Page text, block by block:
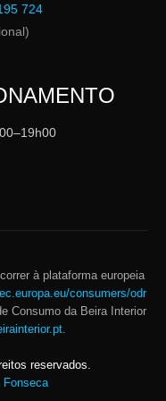
724
à plataforma europeia
consumers/odr
Consumo da Beira Interior
.
reservados.
Fonseca